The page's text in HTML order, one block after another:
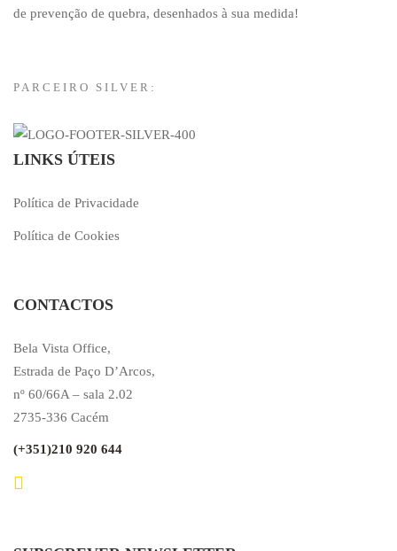
de prevenção de quebra, desenhados à sua medida!
PARCEIRO SILVER:
LINKS ÚTEIS
Política de Privacidade
Política de Cookies
CONTACTOS
Bela Vista Office,
Estrada de Paço D’Arcos,
nº 60/66A – sala 2.02
2735-336 Cacém
(+351)210 920 644